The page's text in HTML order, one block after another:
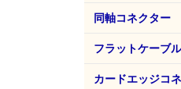
ホシデン
同軸コネクター
I-PEX（
トーコネ
第一コ
多治見
京王電
SMK
マル信
TDB
エムエ
シンワ
フラットケーブ
ヒロセ
カードエッジコ